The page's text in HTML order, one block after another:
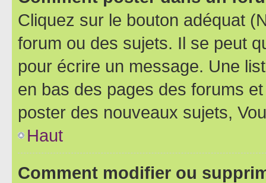
Cliquez sur le bouton adéquat
forum ou des sujets. Il se peut
pour écrire un message. Une
en bas des pages des forums
poster des nouveaux sujets,
Haut
Comment modifier ou